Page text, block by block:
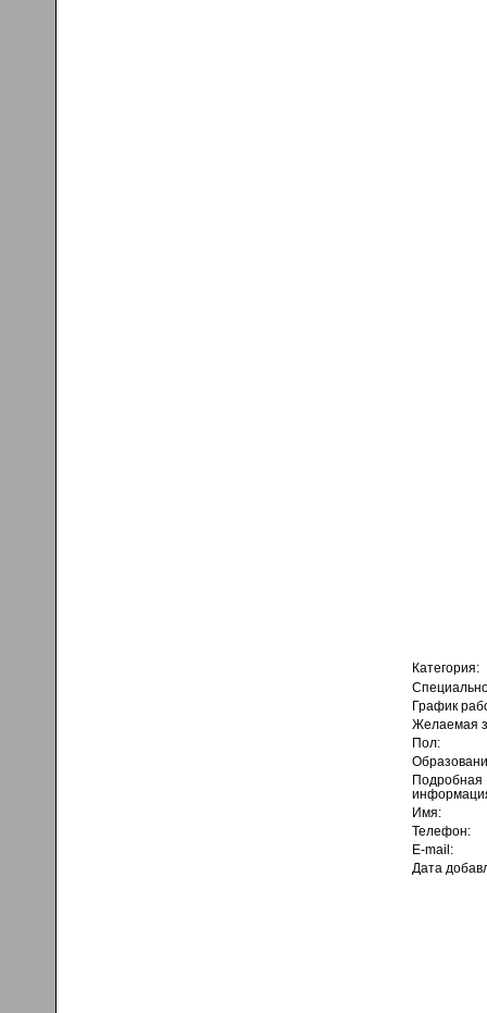
Категория:
График
Желаемая
Пол:
Подробная
Имя:
Телефон:
E-mail:
Дата